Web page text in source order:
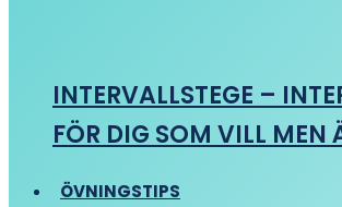
INTERVALLSTEGE –
FÖR DIG SOM VILL MEN
ÖVNINGSTIPS